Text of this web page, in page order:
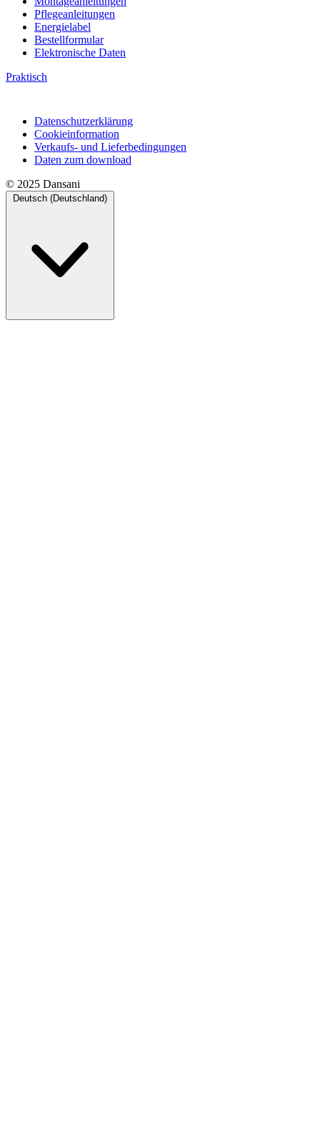
Pflegeanleitungen
Energielabel
Bestellformular
Elektronische Daten
Praktisch
Datenschutzerklärung
Cookieinformation
Verkaufs- und Lieferbedingungen
Daten zum download
© 2025 Dansani
Deutsch (Deutschland)